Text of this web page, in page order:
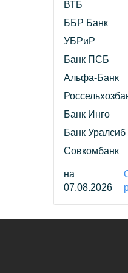
ВТБ
ББР Банк
УБРиР
Банк ПСБ
Альфа-Банк
Банк Инго
Банк Уралсиб
Совкомбанк
на
07.08.2026